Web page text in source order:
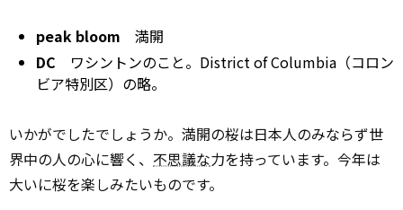
peak bloom 満開
DC ワシントンのこと。District of Columbia（コロン
ビア特別区）の略。
いかがでしたでしょうか。満開の桜は日本人のみならず世
界中の人の心に響く、 不思議な力を持っています。今年は
大いに桜を楽しみたいものです。